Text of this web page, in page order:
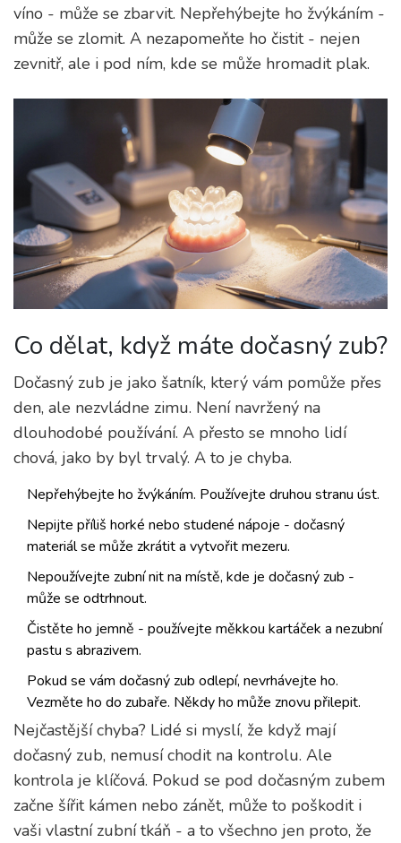
víno - může se zbarvit. Nepřehýbejte ho žvýkáním -
může se zlomit. A nezapomeňte ho čistit - nejen
zevnitř, ale i pod ním, kde se může hromadit plak.
Co dělat, když máte dočasný zub?
Dočasný zub je jako šatník, který vám pomůže přes
den, ale nezvládne zimu. Není navržený na
dlouhodobé používání. A přesto se mnoho lidí
chová, jako by byl trvalý. A to je chyba.
Nepřehýbejte ho žvýkáním. Používejte druhou stranu úst.
Nepijte příliš horké nebo studené nápoje - dočasný
materiál se může zkrátit a vytvořit mezeru.
Nepoužívejte zubní nit na místě, kde je dočasný zub -
může se odtrhnout.
Čistěte ho jemně - používejte měkkou kartáček a nezubní
pastu s abrazivem.
Pokud se vám dočasný zub odlepí, nevrhávejte ho.
Vezměte ho do zubaře. Někdy ho může znovu přilepit.
Nejčastější chyba? Lidé si myslí, že když mají
dočasný zub, nemusí chodit na kontrolu. Ale
kontrola je klíčová. Pokud se pod dočasným zubem
začne šířit kámen nebo zánět, může to poškodit i
vaši vlastní zubní tkáň - a to všechno jen proto, že